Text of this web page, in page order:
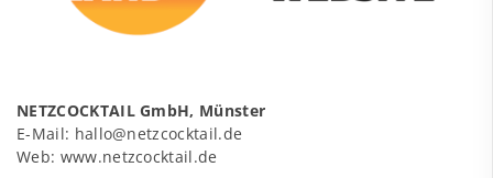
NETZCOCKTAIL GmbH, Münster
E-Mail: hallo@netzcocktail.de
Web: www.netzcocktail.de